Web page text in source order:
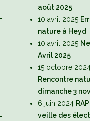
août 2025
10 avril 2025
nature à Heyd
10 avril 2025
Avril 2025
15 octobre 2024
Rencontre
dimanche 3
6 juin 2024
veille des